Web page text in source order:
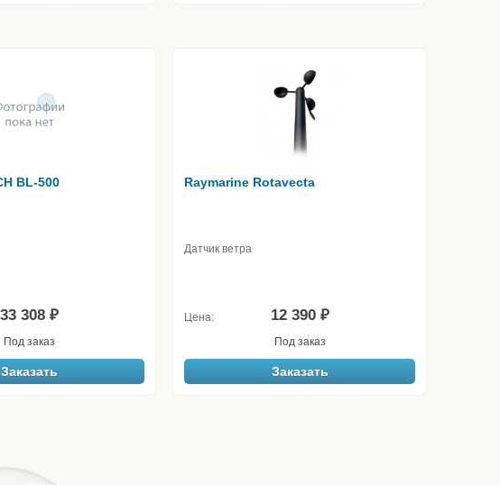
BL-500
33 308 ₽
Под заказ
Заказать
Raymarine Rotavecta
Датчик ветра
Цена: 12 390 ₽
Под заказ
Заказать